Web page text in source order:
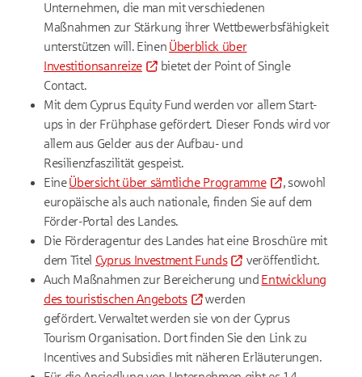
Unternehmen, die man mit verschiedenen
Maßnahmen zur Stärkung ihrer Wettbewerbsfähigkeit
unterstützen will. Einen Überblick über
Investitionsanreize
bietet der Point of Single
Contact.
Mit dem Cyprus Equity Fund werden vor allem Start-
ups in der Frühphase gefördert. Dieser Fonds wird vor
allem aus Gelder aus der Aufbau- und
Resilienzfaszilität gespeist.
EineÜbersicht über sämtliche Programme
, sowohl
europäische als auch nationale, finden Sie auf dem
Förder-Portal des Landes.
Die Förderagentur des Landes hat eine Broschüre mit
dem Titel Cyprus Investment Funds
veröffentlicht.
Auch Maßnahmen zur Bereicherung und Entwicklung
des touristischen Angebots
werden
gefördert. Verwaltet werden sie von der Cyprus
Tourism Organisation. Dort finden Sie den Link zu
Incentives and Subsidies mit näheren Erläuterungen.